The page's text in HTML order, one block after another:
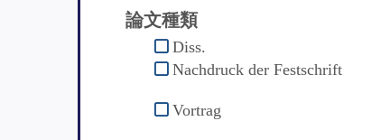
論文種類
Diss.
Nachdruck der Festschrift
Vortrag